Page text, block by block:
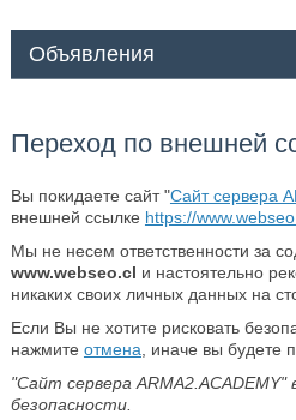
Объявления
Переход по внешней
Вы покидаете сайт "Сайт сервера
внешней ссылке https://
Мы не несем ответственности за
www.webseo.cl и настоятельно
никаких своих личных данных на
Если Вы не хотите рисковать
нажмите отмена , иначе вы
"Сайт сервера
безопасности.